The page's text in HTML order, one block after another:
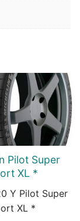
Pilot Super
XL *
Y Pilot Super
XL *